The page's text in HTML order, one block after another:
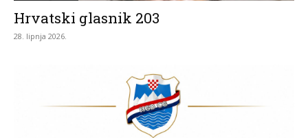
Hrvatski glasnik 203
28. lipnja 2026.